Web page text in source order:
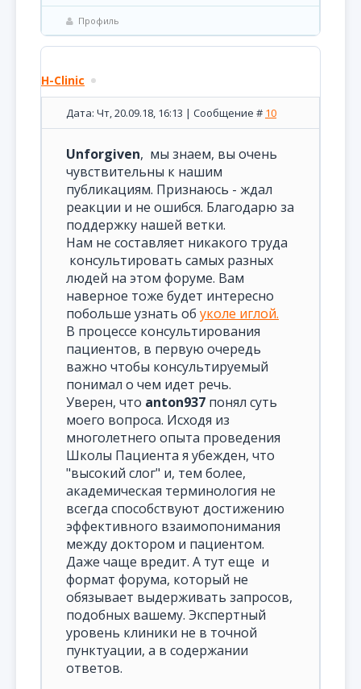
Профиль
H-Clinic
Дата: Чт, 20.09.18, 16:13 | Сообщение # 10
Unforgiven, мы знаем, вы очень
чувствительны к нашим
публикациям. Признаюсь - ждал
реакции и не ошибся. Благодарю за
поддержку нашей ветки.
Нам не составляет никакого труда
консультировать самых разных
людей на этом форуме. Вам
наверное тоже будет интересно
побольше узнать об уколе иглой.
В процессе консультирования
пациентов, в первую очередь
важно чтобы консультируемый
понимал о чем идет речь.
Уверен, что anton937 понял суть
моего вопроса. Исходя из
многолетнего опыта проведения
Школы Пациента я убежден, что
"высокий слог" и, тем более,
академическая терминология не
всегда способствуют достижению
эффективного взаимопонимания
между доктором и пациентом.
Даже чаще вредит. А тут еще и
формат форума, который не
обязывает выдерживать запросов,
подобных вашему. Экспертный
уровень клиники не в точной
пунктуации, а в содержании
ответов.